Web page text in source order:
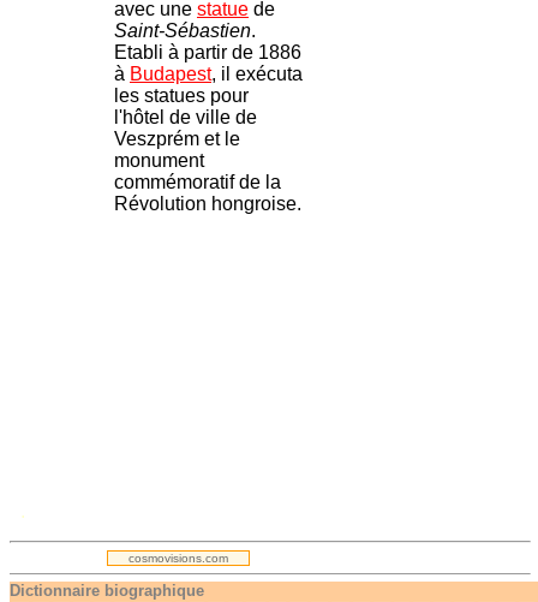
avec une statue de
Saint-Sébastien.
Etabli à partir de 1886
à Budapest, il exécuta
les statues pour
l'hôtel de ville de
Veszprém et le
monument
commémoratif de la
Révolution hongroise.
.
cosmovisions.com
Dictionnaire biographique